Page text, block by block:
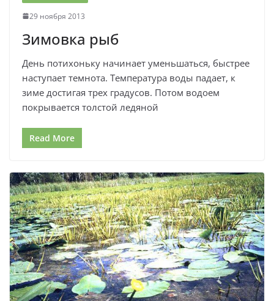
29 ноября 2013
Зимовка рыб
День потихоньку начинает уменьшаться, быстрее
наступает темнота. Температура воды падает, к
зиме достигая трех градусов. Потом водоем
покрывается толстой ледяной
Read More